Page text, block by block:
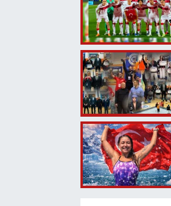
Vücut Geliştirme Fitness
Wushu Kungfu